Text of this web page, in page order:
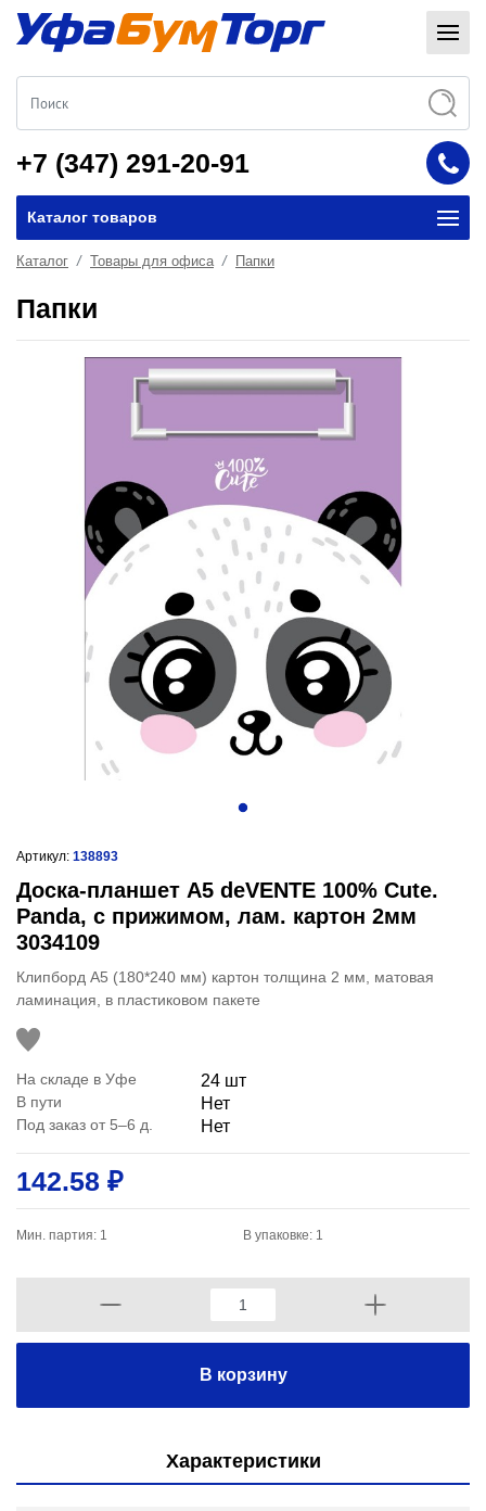
+7 (347) 291-20-91
Каталог товаров
Каталог Товары для офиса Папки
Папки
Артикул: 138893
Доска-планшет А5 deVENTE 100% Cute.
Panda, с прижимом, лам. картон 2мм
3034109
Клипборд A5 (180*240 мм) картон толщина 2 мм, матовая
ламинация, в пластиковом пакете
На складе в Уфе 24 шт
В пути Нет
Под заказ от 5–6 д. Нет
142.58 ₽
Мин. партия: 1 В упаковке: 1
В корзину
Характеристики